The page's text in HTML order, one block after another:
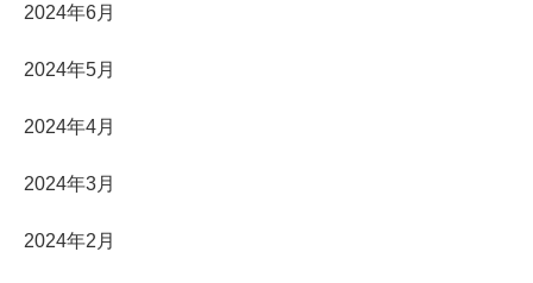
2024年6月
2024年5月
2024年4月
2024年3月
2024年2月